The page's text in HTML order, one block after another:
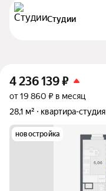
Студии
4 236 139₽
от 19 860 ₽ в месяц
28,1 м²
квартира-студия
новостройка